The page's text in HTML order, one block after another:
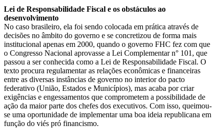
Lei de Responsabilidade Fiscal e os obstáculos ao
desenvolvimento
No caso brasileiro, ela foi sendo colocada em prática através de
decisões no âmbito do governo e se concretizou de forma mais
institucional apenas em 2000, quando o governo FHC fez com que
o Congresso Nacional aprovasse a Lei Complementar n° 101, que
passou a ser conhecida como a Lei de Responsabilidade Fiscal. O
texto procura regulamentar as relações econômicas e financeiras
entre as diversas instâncias de governo no interior do pacto
federativo (União, Estados e Municípios), mas acaba por criar
exigências e engessamentos que comprometem a possibilidade de
ação da maior parte dos chefes dos executivos. Com isso, queimou-
se uma oportunidade de implementar uma boa ideia republicana em
função do viés pró financismo.